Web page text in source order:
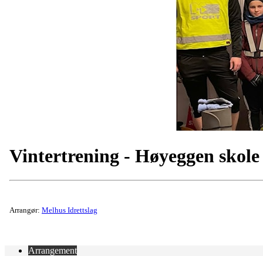
Vintertrening - Høyeggen skole
Arrangør: Melhus Idrettslag
Arrangement